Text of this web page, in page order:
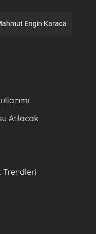
Engin Karaca
Atılacak
Trendleri